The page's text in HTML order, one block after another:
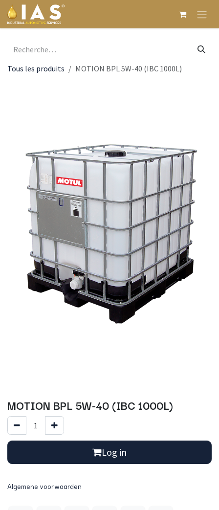
Se rendre au contenu
Tous les produits MOTION BPL 5W-40 (IBC 1000L)
MOTION BPL 5W-40 (IBC 1000L)
Log in
Algemene voorwaarden